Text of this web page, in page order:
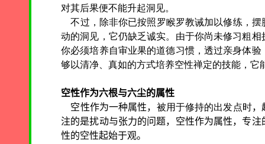
对其后果便不能升起洞见。
不过，除非你已按照罗睺罗教诫加以修练，摆
动的洞见，它仍缺乏诚实。由于你尚未修习粗
你必须培养自审业果的道德习惯，透过亲身体
够以清净、真如的方式培养空性禅定的技能，它
空性作为六根与六尘的属性
空性作为一种属性， 被用于修持的出发点时，
注的是扰动与张力的问题，空性作为属性，专
性的空性起始于观。